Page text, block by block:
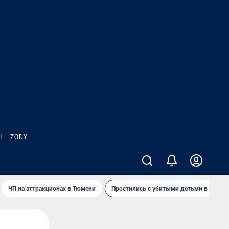
ZODY
ЧП на аттракционах в Тюмени Простились с убитыми детьми в